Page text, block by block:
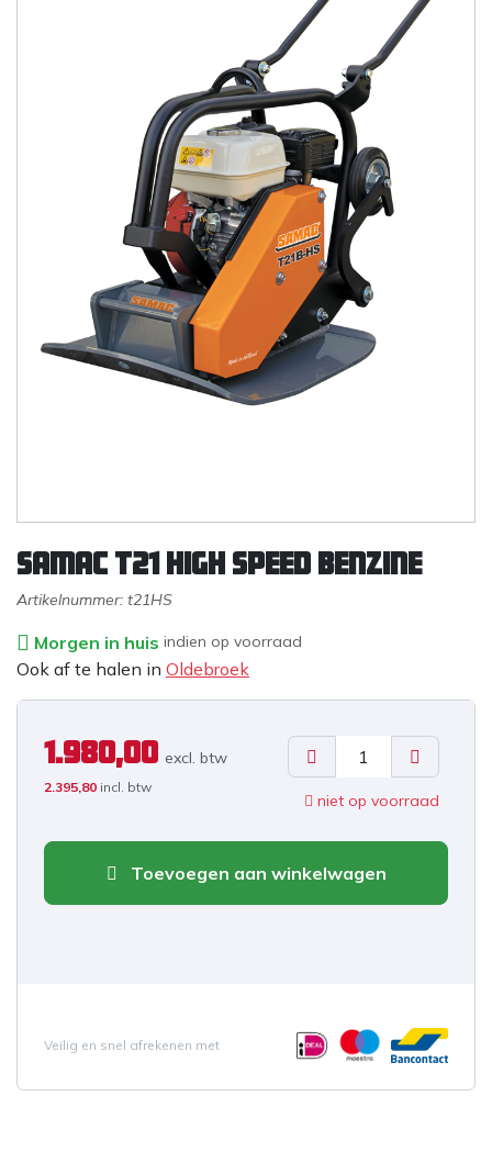
Samac T21 HIGH SPEED Benzine
Artikelnummer: t21HS
Morgen in huis indien op voorraad
Ook af te halen in Oldebroek
1.980,00 excl. btw
2.395,80 incl. btw
niet op voorraad
Toevoegen aan winkelwagen
Veilig en snel afrekenen met